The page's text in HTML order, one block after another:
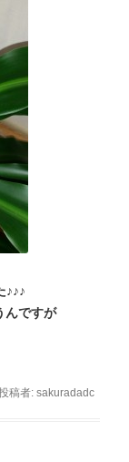
♪♪♪
んですが
稿者:sakuradadc